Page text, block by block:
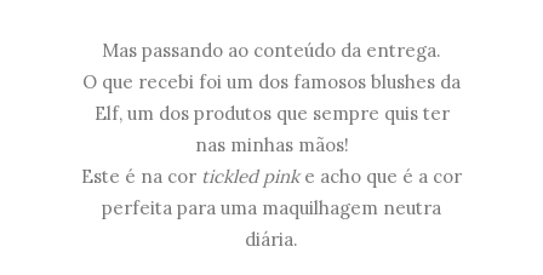
Mas passando ao conteúdo da entrega.
O que recebi foi um dos famosos blushes da
Elf, um dos produtos que sempre quis ter
nas minhas mãos!
Este é na cor tickled pinke acho que é a cor
perfeita para uma maquilhagem neutra
diária.